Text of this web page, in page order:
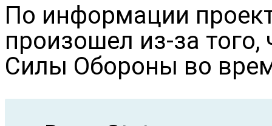
По информации
произошел из-за
Силы Обороны во